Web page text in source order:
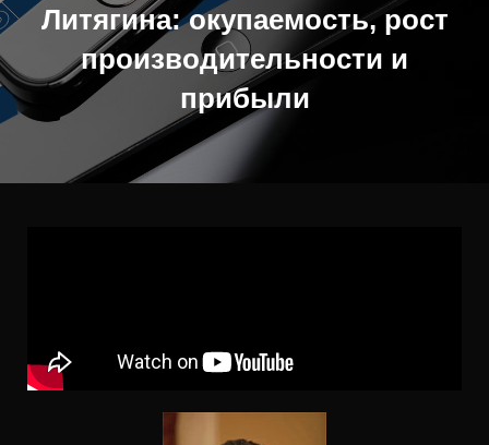
Литягина: окупаемость, рост
производительности и
прибыли